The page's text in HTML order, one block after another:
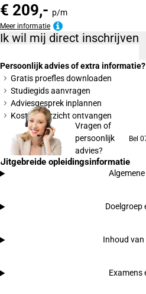
€ 209,- p/m
Meer informatie
Ik wil mij direct inschrijven
Persoonlijk advies of extra informatie?
Gratis proefles downloaden
Studiegids aanvragen
Adviesgesprek inplannen
Kostenoverzicht ontvangen
Vragen of
persoonlijk
advies?
Bel
Uitgebreide opleidingsinformatie
Doelgroep
Inhoud van
Examens